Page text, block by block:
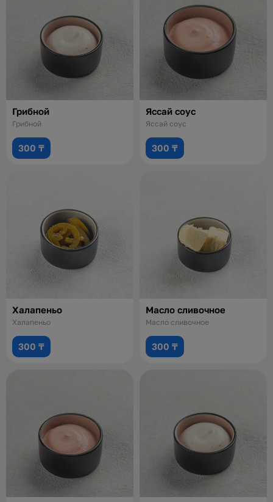
Грибной
Грибной
300 ₸
Яссай соус
Яссай соус
300 ₸
Халапеньо
Халапеньо
300 ₸
Масло сливочное
Масло сливочное
300 ₸